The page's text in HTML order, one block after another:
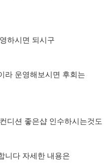
하시면 되시구
라 운영해보시면 후회는
디션 좋은샵 인수하시는것도
니다 자세한 내용은